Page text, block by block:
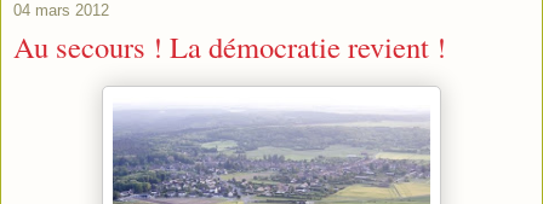
04 mars 2012
Au secours ! La démocratie revient !